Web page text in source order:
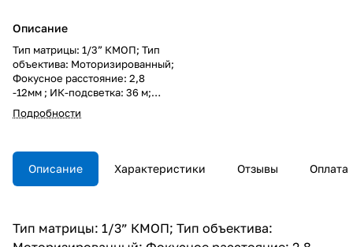
Описание
Тип матрицы: 1/3” КМОП; Тип
объектива: Моторизированный;
Фокусное расстояние: 2,8
-12мм ; ИК-подсветка: 36 м;
Максимальное разрешение,
частота кадров: 4Мп, 25к/с;
видеокодеки: H.264; MJPEG;
Компенсация засветки: WDR 2x
(120 дБ); WDR 3x (140 дБ);
Тревожные входы/выходы: 1/1;
Подробности
Описание Характеристики Отзывы Оплата
Тип матрицы: 1/3” КМОП; Тип объектива: